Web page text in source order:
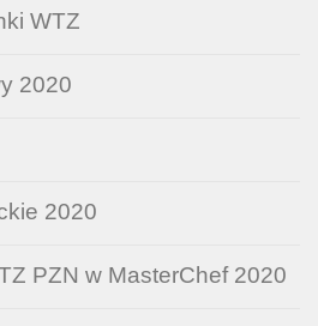
WTZ
2020
2020
PZN w MasterChef 2020